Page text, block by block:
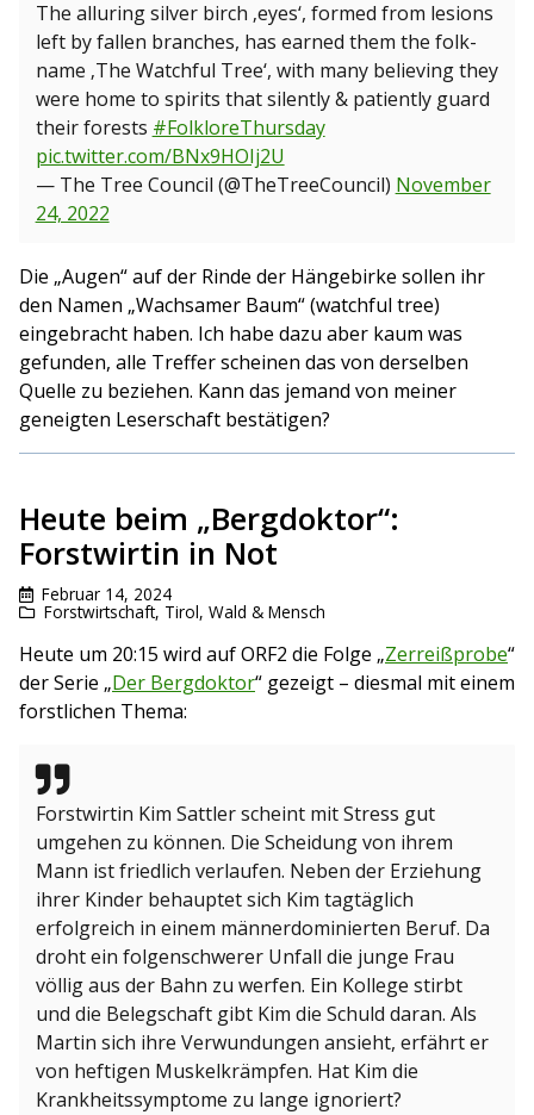
The alluring silver birch ‚eyes‘, formed from lesions
left by fallen branches, has earned them the folk-
name ‚The Watchful Tree‘, with many believing they
were home to spirits that silently & patiently guard
their forests #FolkloreThursday
pic.twitter.com/BNx9HOIj2U
— The Tree Council (@TheTreeCouncil) November
24, 2022
Die „Augen“ auf der Rinde der Hängebirke sollen ihr
den Namen „Wachsamer Baum“ (watchful tree)
eingebracht haben. Ich habe dazu aber kaum was
gefunden, alle Treffer scheinen das von derselben
Quelle zu beziehen. Kann das jemand von meiner
geneigten Leserschaft bestätigen?
Heute beim „Bergdoktor“:
Forstwirtin in Not
Februar 14, 2024
Forstwirtschaft, Tirol, Wald & Mensch
Heute um 20:15 wird auf ORF2 die Folge „Zerreißprobe“
der Serie „Der Bergdoktor“ gezeigt – diesmal mit einem
forstlichen Thema:
Forstwirtin Kim Sattler scheint mit Stress gut
umgehen zu können. Die Scheidung von ihrem
Mann ist friedlich verlaufen. Neben der Erziehung
ihrer Kinder behauptet sich Kim tagtäglich
erfolgreich in einem männerdominierten Beruf. Da
droht ein folgenschwerer Unfall die junge Frau
völlig aus der Bahn zu werfen. Ein Kollege stirbt
und die Belegschaft gibt Kim die Schuld daran. Als
Martin sich ihre Verwundungen ansieht, erfährt er
von heftigen Muskelkrämpfen. Hat Kim die
Krankheitssymptome zu lange ignoriert?